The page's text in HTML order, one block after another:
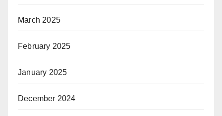
March 2025
February 2025
January 2025
December 2024